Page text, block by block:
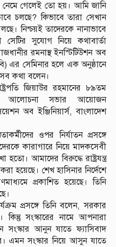
নেমে গেলেই তো হয়। আমি জানি
চলছে? কিভাবে তারা সেখান
নিশ্চয়ই তাদেরকে নানাভাবে
সেটির সুযোগ নিয়ে কথাবার্তা
রমনাস্থ ইনস্টিটিউশন অব
এর সেমিনার হলে এক অনুষ্ঠানে
কথা বলেন।
জিয়াউর রহমানের ৮৯তম
আলোচনা সভার আয়োজন
অব ইঞ্জিনিয়ার্স, বাংলাদেশ
ওপর নির্যাতন প্রসঙ্গে
কারাগারে নিয়ে মাদকসেবী
আমাদের বিরুদ্ধে রাষ্ট্রযন্ত্র
হয়েছে। শেখ হাসিনার নির্দেশে
প্রকাশিত হয়েছে। তিনি
প্রসঙ্গে তিনি বলেন, সরকার
সংস্কারের নামে আপনারা
আনুন যাতে ফ্যাসিবাদ
এমন সংস্কার নিয়ে আসুন যাতে